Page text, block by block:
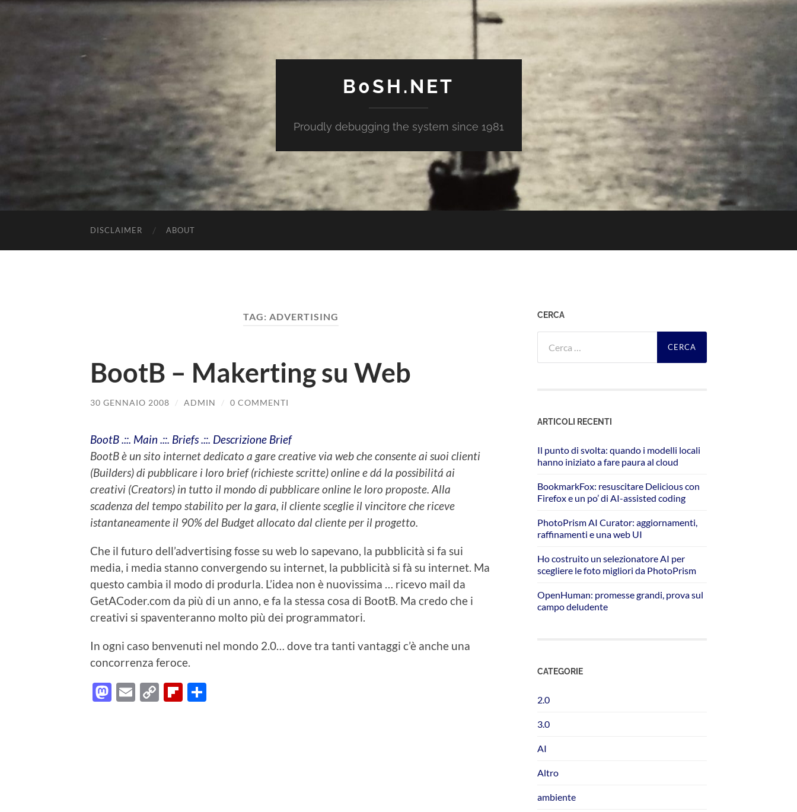
B0SH.NET
Proudly debugging the system since 1981
DISCLAIMER ABOUT
TAG: ADVERTISING
BootB – Makerting su Web
30 GENNAIO 2008 / ADMIN / 0 COMMENTI
BootB .::. Main .::. Briefs .::. Descrizione Brief
BootB è un sito internet dedicato a gare creative via web che consente ai suoi clienti
(Builders) di pubblicare i loro brief (richieste scritte) online e dá la possibilitá ai
creativi (Creators) in tutto il mondo di pubblicare online le loro proposte. Alla
scadenza del tempo stabilito per la gara, il cliente sceglie il vincitore che riceve
istantaneamente il 90% del Budget allocato dal cliente per il progetto.
Che il futuro dell’advertising fosse su web lo sapevano, la pubblicità si fa sui
media, i media stanno convergendo su internet, la pubblicità si fà su internet. Ma
questo cambia il modo di produrla. L’idea non è nuovissima … ricevo mail da
GetACoder.com da più di un anno, e fa la stessa cosa di BootB. Ma credo che i
creativi si spaventeranno molto più dei programmatori.
In ogni caso benvenuti nel mondo 2.0… dove tra tanti vantaggi c’è anche una
concorrenza feroce.
Mastodon
EmailCopyFlipboard
CERCA
per:
ARTICOLI RECENTI
Il punto di svolta: quando i modelli locali
hanno iniziato a fare paura al cloud
BookmarkFox: resuscitare Delicious con
Firefox e un po’ di AI-assisted coding
PhotoPrism AI Curator: aggiornamenti,
raffinamenti e una web UI
Ho costruito un selezionatore AI per
scegliere le foto migliori da PhotoPrism
OpenHuman: promesse grandi, prova sul
campo deludente
CATEGORIE
2.0
3.0
AI
Altro
ambiente